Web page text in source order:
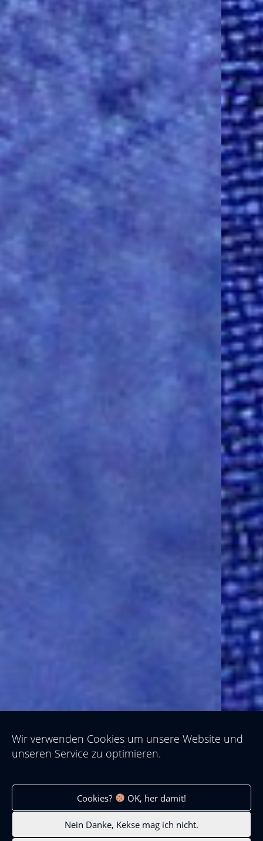
Wir verwenden Cookies um unsere Website und
unseren Service zu optimieren.
Cookies? OK, her damit!
Nein Danke, Kekse mag ich nicht.